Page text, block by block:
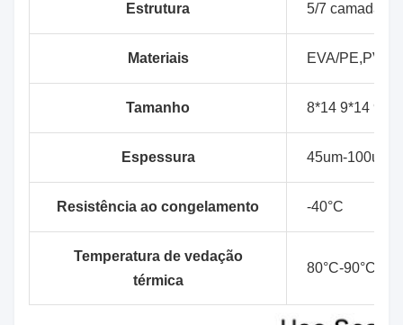
Estrutura 5/7 camadas
Materiais EVA/
Tamanho 8*14 9*14
Espessura 45um-100um
Resistência ao congelamento -40°C
Temperatura de vedação
térmica
80°C-90°C